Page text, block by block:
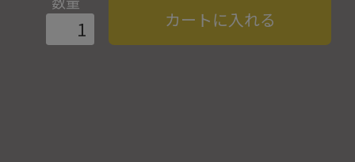
カートに入れる